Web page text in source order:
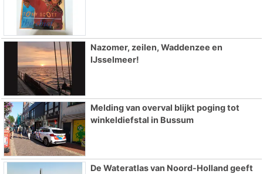
Nazomer, zeilen, Waddenzee en
IJsselmeer!
Melding van overval blijkt poging tot
winkeldiefstal in Bussum
De Wateratlas van Noord-Holland geeft